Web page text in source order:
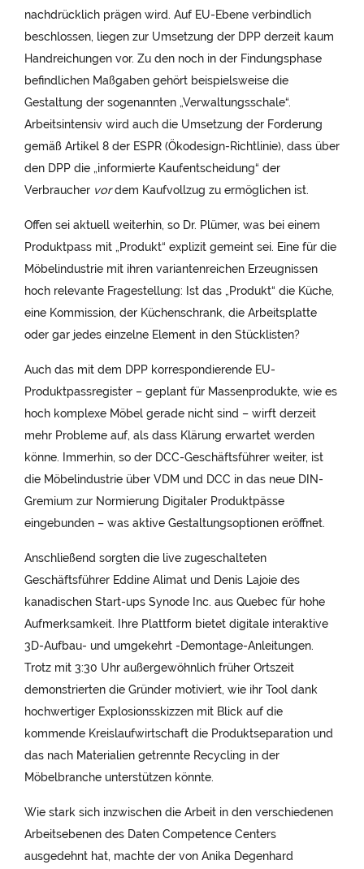
nachdrücklich prägen wird. Auf EU-Ebene verbindlich
beschlossen, liegen zur Umsetzung der DPP derzeit kaum
Handreichungen vor. Zu den noch in der Findungsphase
befindlichen Maßgaben gehört beispielsweise die
Gestaltung der sogenannten „Verwaltungsschale“.
Arbeitsintensiv wird auch die Umsetzung der Forderung
gemäß Artikel 8 der ESPR (Ökodesign-Richtlinie), dass über
den DPP die „informierte Kaufentscheidung“ der
Verbraucher vordem Kaufvollzug zu ermöglichen ist.
Offen sei aktuell weiterhin, so Dr. Plümer, was bei einem
Produktpass mit „Produkt“ explizit gemeint sei. Eine für die
Möbelindustrie mit ihren variantenreichen Erzeugnissen
hoch relevante Fragestellung: Ist das „Produkt“ die Küche,
eine Kommission, der Küchenschrank, die Arbeitsplatte
oder gar jedes einzelne Element in den Stücklisten?
Auch das mit dem DPP korrespondierende EU-
Produktpassregister – geplant für Massenprodukte, wie es
hoch komplexe Möbel gerade nicht sind – wirft derzeit
mehr Probleme auf, als dass Klärung erwartet werden
könne. Immerhin, so der DCC-Geschäftsführer weiter, ist
die Möbelindustrie über VDM und DCC in das neue DIN-
Gremium zur Normierung Digitaler Produktpässe
eingebunden – was aktive Gestaltungsoptionen eröffnet.
Anschließend sorgten die live zugeschalteten
Geschäftsführer Eddine Alimat und Denis Lajoie des
kanadischen Start-ups Synode Inc. aus Quebec für hohe
Aufmerksamkeit. Ihre Plattform bietet digitale interaktive
3D-Aufbau- und umgekehrt -Demontage-Anleitungen.
Trotz mit 3:30 Uhr außergewöhnlich früher Ortszeit
demonstrierten die Gründer motiviert, wie ihr Tool dank
hochwertiger Explosionsskizzen mit Blick auf die
kommende Kreislaufwirtschaft die Produktseparation und
das nach Materialien getrennte Recycling in der
Möbelbranche unterstützen könnte.
Wie stark sich inzwischen die Arbeit in den verschiedenen
Arbeitsebenen des Daten Competence Centers
ausgedehnt hat, machte der von Anika Degenhard